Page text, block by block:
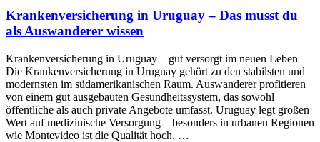
Krankenversicherung in Uruguay – Das musst du
als Auswanderer wissen
Krankenversicherung in Uruguay – gut versorgt im neuen Leben
Die Krankenversicherung in Uruguay gehört zu den stabilsten und
modernsten im südamerikanischen Raum. Auswanderer profitieren
von einem gut ausgebauten Gesundheitssystem, das sowohl
öffentliche als auch private Angebote umfasst. Uruguay legt großen
Wert auf medizinische Versorgung – besonders in urbanen Regionen
wie Montevideo ist die Qualität hoch. …